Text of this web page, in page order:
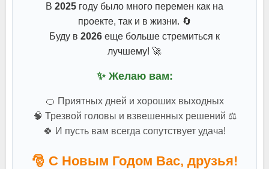
В 2025 году было много перемен как на
проекте, так и в жизни. 🔄
Буду в 2026 еще больше стремиться к
лучшему! 🚀
✨ Желаю вам:
🍊 Приятных дней и хороших выходных
🧠 Трезвой головы и взвешенных решений ⚖️
🍀 И пусть вам всегда сопутствует удача!
🎅 С Новым Годом Вас, друзья!